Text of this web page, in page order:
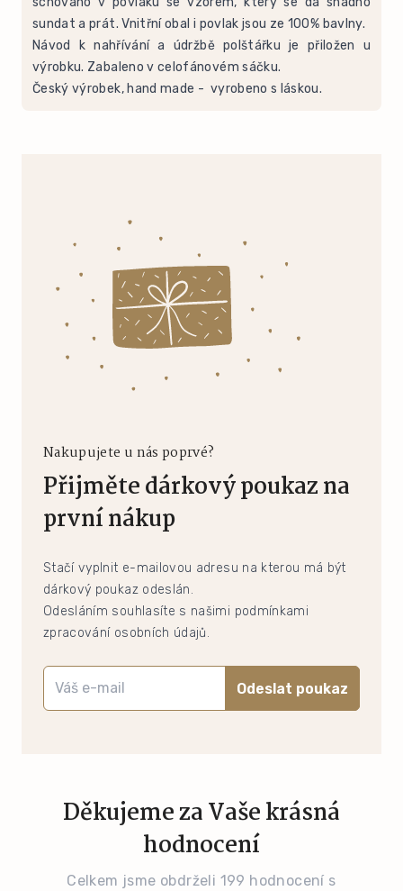
sundat a prát. Vnitřní obal i povlak jsou ze 100% bavlny.
Návod k nahřívání a údržbě polštářku je přiložen u
výrobku. Zabaleno v celofánovém sáčku.
Český výrobek, hand made - vyrobeno s láskou.
Nakupujete u nás poprvé?
Přijměte dárkový poukaz na
první nákup
Stačí vyplnit e-mailovou adresu na kterou má být
dárkový poukaz odeslán.
Odesláním souhlasíte s našimi podmínkami
zpracování osobních údajů.
Odeslat poukaz
Děkujeme za Vaše krásná
hodnocení
Celkem jsme obdrželi 199 hodnocení s